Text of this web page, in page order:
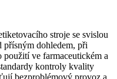
stroje se svislou
přísným dohledem, při
použití ve farmaceutickém a
kontroly kvality
bezproblémový provoz a